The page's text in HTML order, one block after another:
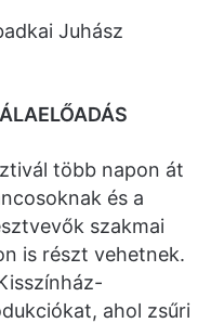
Juhász
több napon át
és a
szakmai
is részt vehetnek.
ahol zsűri